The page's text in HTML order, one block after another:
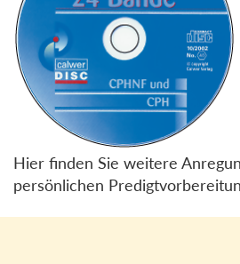
Hier finden Sie weitere
persönlichen